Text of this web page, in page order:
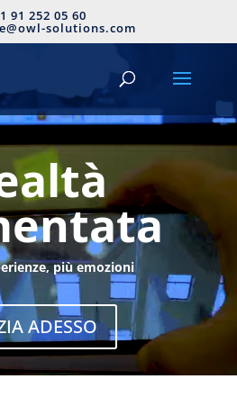
91 252 05 60
solutions.com
più emozioni
ADESSO